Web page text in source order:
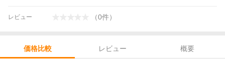
レビュー （0件）
価格比較 レビュー
概要